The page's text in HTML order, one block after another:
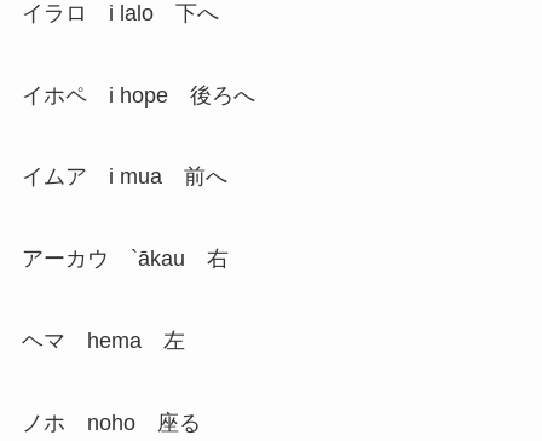
イラロ i lalo 下へ
イホペ i hope 後ろへ
イムア i mua 前へ
アーカウ `ākau 右
ヘマ hema 左
ノホ noho 座る